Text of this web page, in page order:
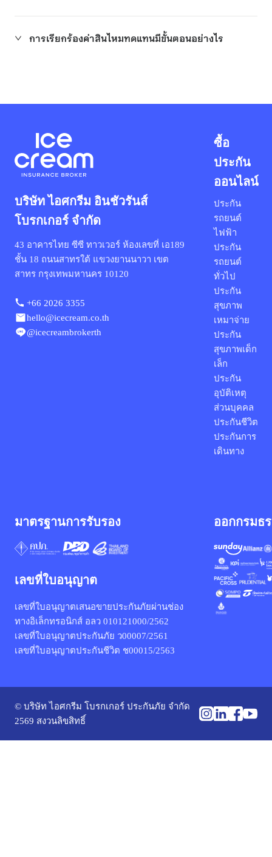
การเรียกร้องค่าสินไหมทดแทนมีขั้นตอนอย่างไร
บริษัท ไอศกรีม อินชัวรันส์
โบรกเกอร์ จำกัด
43 อาคารไทย ซีซี ทาวเวอร์ ห้องเลขที่ เอ189
ชั้น 18 ถนนสาทรใต้ แขวงยานนาวา เขต
สาทร กรุงเทพมหานคร 10120
+66 2026 3355
hello@icecream.co.th
@icecreambrokerth
ซื้อ
ประกัน
ออนไลน์
ประกัน
รถยนต์
ไฟฟ้า
ประกัน
รถยนต์
ทั่วไป
ประกัน
สุขภาพ
เหมาจ่าย
ประกัน
สุขภาพเด็ก
เล็ก
ประกัน
อุบัติเหตุ
ส่วนบุคคล
ประกันชีวิต
ประกันการ
เดินทาง
มาตรฐานการรับรอง
เลขที่ใบอนุญาต
เลขที่ใบอนุญาตเสนอขายประกันภัยผ่านช่อง
ทางอิเล็กทรอนิกส์ อลว 010121000/2562
เลขที่ใบอนุญาตประกันภัย ว00007/2561
เลขที่ใบอนุญาตประกันชีวิต ช00015/2563
ออกกรมธ
© บริษัท ไอศกรีม โบรกเกอร์ ประกันภัย จำกัด
2569 สงวนลิขสิทธิ์